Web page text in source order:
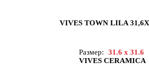
VIVES TOWN LILA
Размер:
31.6 x 31.6
VIVES CERAMICA